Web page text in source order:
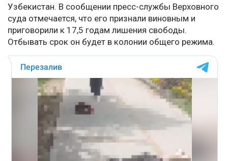
Узбекистан. В сообщении пресс-службы Верховного
суда отмечается, что его признали виновным и
приговорили к 17,5 годам лишения свободы.
Отбывать срок он будет в колонии общего режима.